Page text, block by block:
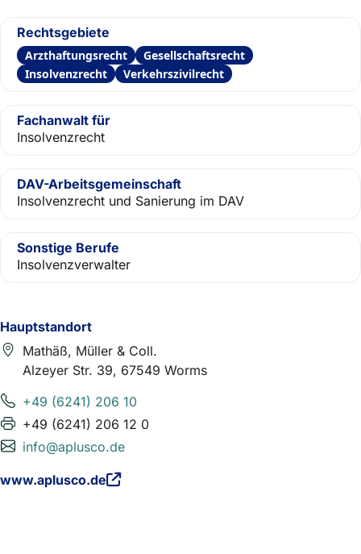
Hauptstandort
Mathäß, Müller & Coll.
Alzeyer Str. 39, 67549 Worms
+49 (6241) 206 10
+49 (6241) 206 12 0
info@aplusco.de
www.aplusco.de
Rechtsgebiete
Arzthaftungsrecht
Gesellschaftsrecht
Insolvenzrecht
Verkehrszivilrecht
Fachanwalt für
Insolvenzrecht
DAV-Arbeitsgemeinschaft
Insolvenzrecht und Sanierung im DAV
Sonstige Berufe
Insolvenzverwalter